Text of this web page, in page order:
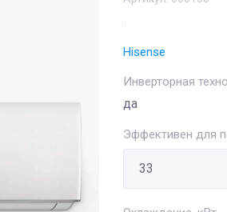
Hisense
Инверторная
да
Эффективен для